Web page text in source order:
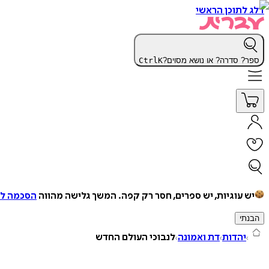
דלג לתוכן הראשי
ספר? סדרה? או נושא מסוים? CtrlK
יש עוגיות, יש ספרים, חסר רק קפה. המשך גלישה מהווה הסכמה
הבנתי
יהדות דת ואמונה לנבוכי העולם החדש